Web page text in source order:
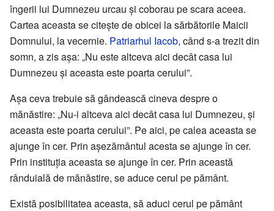
îngerii lui Dumnezeu urcau și coborau pe scara aceea.
Cartea aceasta se citește de obicei la sărbătorile Maicii
Domnului, la vecernie. Patriarhul Iacob, când s-a trezit din
somn, a zis așa: „Nu este altceva aici decât casa lui
Dumnezeu și aceasta este poarta cerului”.
Așa ceva trebuie să gândească cineva despre o
mănăstire: „Nu-i altceva aici decât casa lui Dumnezeu, și
aceasta este poarta cerului”. Pe aici, pe calea aceasta se
ajunge în cer. Prin așezământul acesta se ajunge în cer.
Prin instituția aceasta se ajunge în cer. Prin această
rânduială de mănăstire, se aduce cerul pe pământ.
Există posibilitatea aceasta, să aduci cerul pe pământ